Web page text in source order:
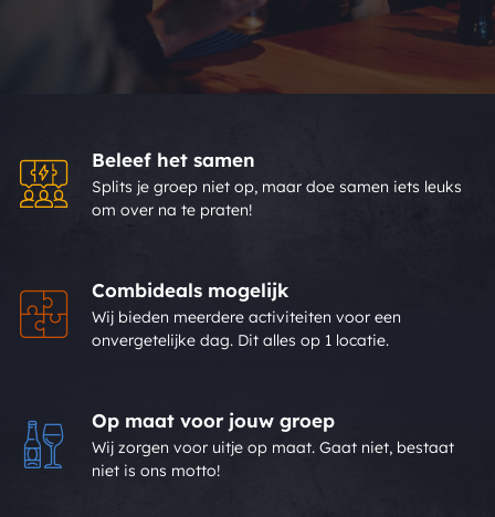
Beleef het samen
Splits je groep niet op, maar doe samen iets leuks
om over na te praten!
Combideals mogelijk
Wij bieden meerdere activiteiten voor een
onvergetelijke dag. Dit alles op 1 locatie.
Op maat voor jouw groep
Wij zorgen voor uitje op maat. Gaat niet, bestaat
niet is ons motto!